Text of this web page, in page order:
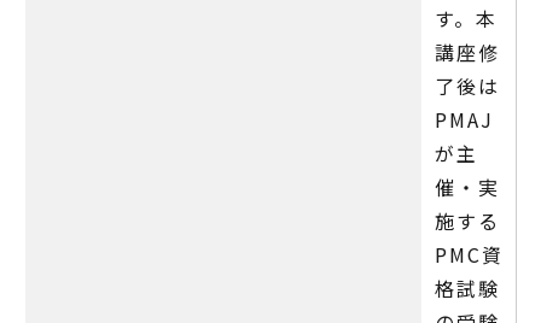
す。本
講座修
了後は
PMAJ
が主
催・実
施する
PMC資
格試験